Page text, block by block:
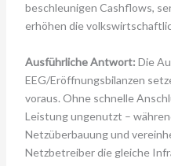
beschleunigen Cashflows,
erhöhen die
Ausführliche Antwort: Die
EEG/Eröffnungsbilanzen
voraus. Ohne schnelle
Leistung ungenutzt –
Netzüberbauung und
Netzbetreiber die gleiche